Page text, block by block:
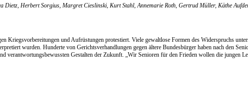
Dietz, Herbert Sorgius, Margret Cieslinski, Kurt Stahl, Annemarie Roth, Gertrud Müller, Käthe
Kriegsvorbereitungen und Aufrüstungen protestiert. Viele gewaltlose Formen des Widerspruchs
wurden. Hunderte von Gerichtsverhandlungen gegen ältere Bundesbürger haben nach den
verantwortungsbewussten Gestalten der Zukunft. „Wir Senioren für den Frieden wollen die jungen